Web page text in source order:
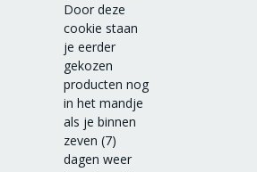
Door deze
cookie staan
je eerder
gekozen
producten nog
in het mandje
als je binnen
zeven (7)
dagen weer